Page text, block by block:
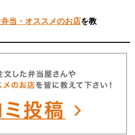
当・オススメのお店を教